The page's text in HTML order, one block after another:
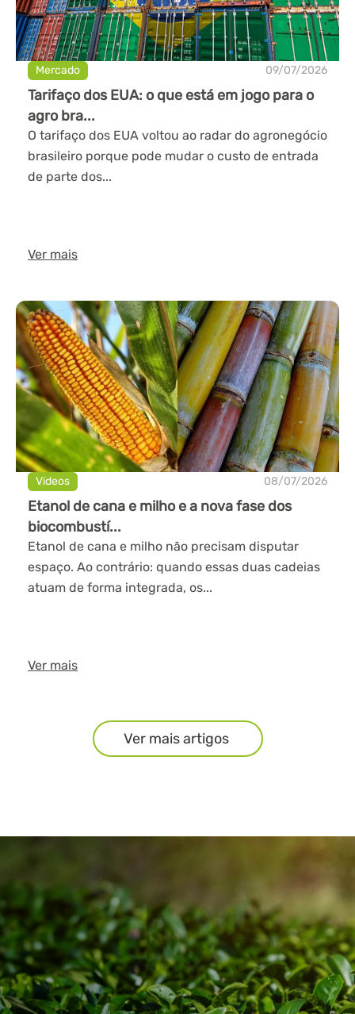
Mercado 09/07/2026
Tarifaço dos EUA: o que está em jogo para o
agro bra...
O tarifaço dos EUA voltou ao radar do agronegócio
brasileiro porque pode mudar o custo de entrada
de parte dos...
Ver mais
Videos 08/07/2026
Etanol de cana e milho e a nova fase dos
biocombustí...
Etanol de cana e milho não precisam disputar
espaço. Ao contrário: quando essas duas cadeias
atuam de forma integrada, os...
Ver mais
Ver mais artigos